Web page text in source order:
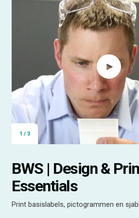
1 / 3
BWS | Design &
Essentials
Print basislabels, pictogrammen en